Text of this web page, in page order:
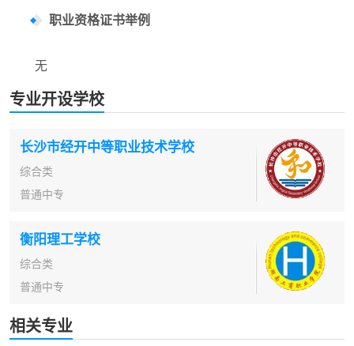
职业资格证书举例
无
专业开设学校
长沙市经开中等职业技术学校
综合类
普通中专
衡阳理工学校
综合类
普通中专
相关专业